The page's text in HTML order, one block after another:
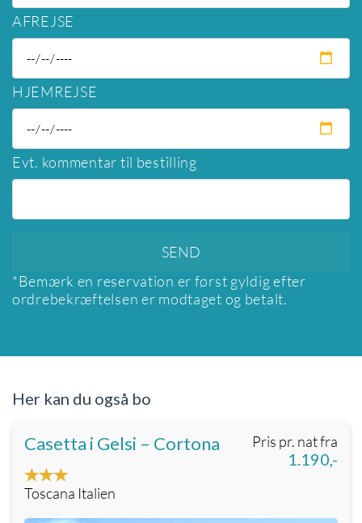
AFREJSE
HJEMREJSE
Evt. kommentar til bestilling
*Bemærk en reservation er først gyldig efter
ordrebekræftelsen er modtaget og betalt.
Her kan du også bo
Pris pr. nat fra
1.190,-
Casetta i Gelsi – Cortona
Toscana Italien